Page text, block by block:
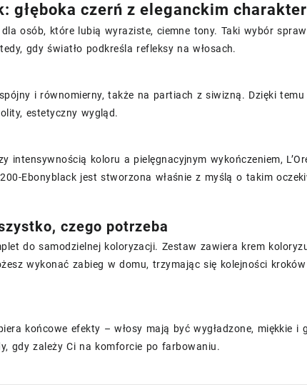
głęboka czerń z eleganckim
osób, które lubią wyraziste, ciemne tony. Taki wybór
gdy światło podkreśla refleksy na włosach.
i równomierny, także na partiach z siwizną. Dzięki
estetyczny wygląd.
intensywnością koloru a pielęgnacyjnym wykończeniem,
Ebonyblack jest stworzona właśnie z myślą o takim
czego potrzeba
do samodzielnej koloryzacji. Zestaw zawiera krem
wykonać zabieg w domu, trzymając się kolejności
końcowe efekty – włosy mają być wygładzone, miękkie i
gdy zależy Ci na komforcie po farbowaniu.